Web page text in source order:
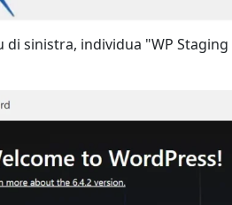
di sinistra, individua "WP